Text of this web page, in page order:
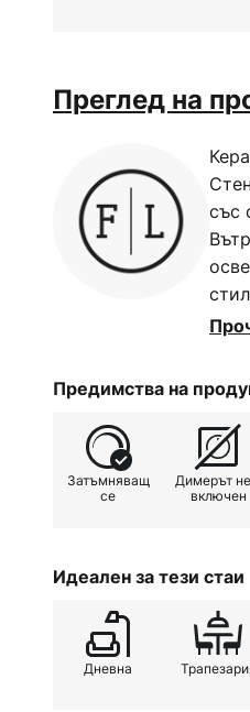
Преглед на
със
Предимства на
Затъмняващ
се
Димерът
включен
Идеален за тези стаи
Дневна